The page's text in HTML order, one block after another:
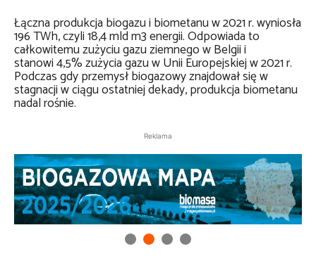
Łączna produkcja biogazu i biometanu w 2021 r. wyniosła
196 TWh, czyli 18,4 mld m3 energii. Odpowiada to
całkowitemu zużyciu gazu ziemnego w Belgii i
stanowi4,5%zużycia gazu wUnii Europejskiejw 2021 r.
Podczas gdy przemysł biogazowy znajdował się w
stagnacji w ciągu ostatniej dekady, produkcja biometanu
nadal rośnie.
Reklama